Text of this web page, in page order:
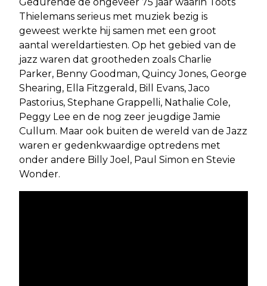
Thielemans serieus met muziek bezig is
geweest werkte hij samen met een groot
aantal wereldartiesten. Op het gebied van de
jazz waren dat grootheden zoals Charlie
Parker, Benny Goodman, Quincy Jones, George
Shearing, Ella Fitzgerald, Bill Evans, Jaco
Pastorius, Stephane Grappelli, Nathalie Cole,
Peggy Lee en de nog zeer jeugdige Jamie
Cullum. Maar ook buiten de wereld van de Jazz
waren er gedenkwaardige optredens met
onder andere Billy Joel, Paul Simon en Stevie
Wonder.